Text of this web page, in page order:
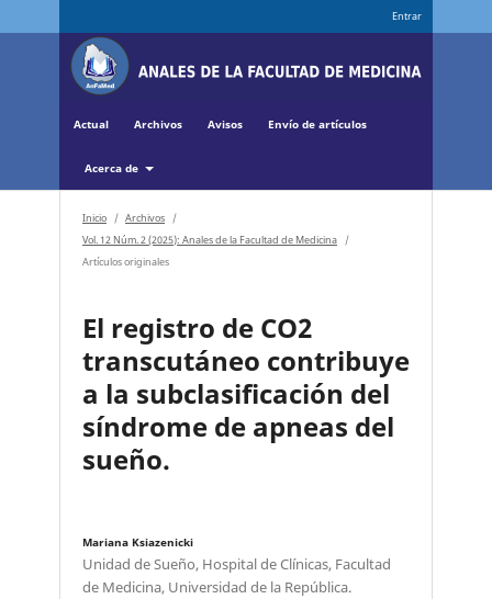
Actual Archivos Avisos Envío de artículos
Acerca de
Entrar
Inicio / Archivos
/
Vol. 12 Núm. 2 (2025): Anales de la Facultad de Medicina
/
Artículos originales
El registro de CO2
transcutáneo contribuye
a la subclasificación del
síndrome de apneas del
sueño.
Mariana Ksiazenicki
Unidad de Sueño, Hospital de Clínicas, Facultad
de Medicina, Universidad de la República.